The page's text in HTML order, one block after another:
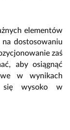
elementów
dostosowaniu
zaś
aby osiągnąć
w wynikach
się wysoko w